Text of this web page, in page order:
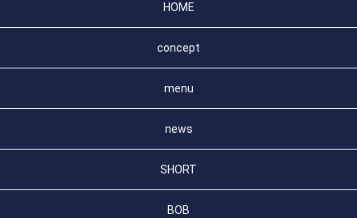
HOME
concept
menu
news
SHORT
BOB